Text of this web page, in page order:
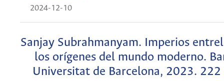
2024-12-10
Sanjay Subrahmanyam. Imperios
los orígenes del mundo moderno.
Universitat de Barcelona, 2023. 222